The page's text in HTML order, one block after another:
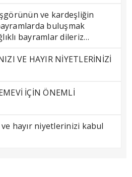
ve kardeşliğin
buluşmak
bayramlar dileriz…
VE HAYIR NİYETLERİNİZİ
İÇİN ÖNEMLİ
ve hayır niyetlerinizi kabul